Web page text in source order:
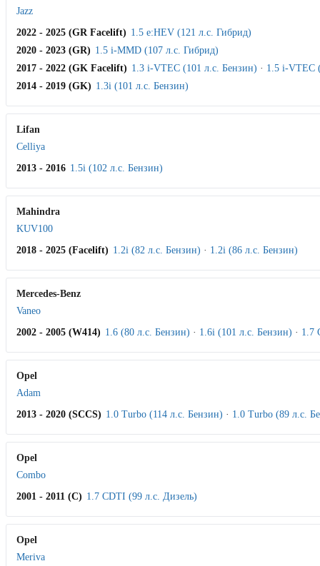
Jazz
2022 - 2025 (GR Facelift) 1.5 e:HEV (121 л.с. Гибрид)
2020 - 2023 (GR) 1.5 i-MMD (107 л.с. Гибрид)
2017 - 2022 (GK Facelift) 1.3 i-VTEC (101 л.с. Бензин) · 1.5 i-VTEC
2014 - 2019 (GK) 1.3i (101 л.с. Бензин)
Lifan
Celliya
2013 - 2016 1.5i (102 л.с. Бензин)
Mahindra
KUV100
2018 - 2025 (Facelift) 1.2i (82 л.с. Бензин) · 1.2i (86 л.с. Бензин)
Mercedes-Benz
Vaneo
2002 - 2005 (W414) 1.6 (80 л.с. Бензин) · 1.6i (101 л.с. Бензин) · 1.7
Opel
Adam
2013 - 2020 (SCCS) 1.0 Turbo (114 л.с. Бензин) · 1.0 Turbo (89 л.с.
Opel
Combo
2001 - 2011 (C) 1.7 CDTI (99 л.с. Дизель)
Opel
Meriva